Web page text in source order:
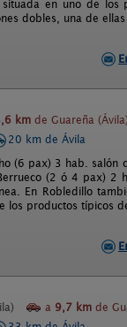
en uno de
dobles, una de
km de Guareña (Ávila)
20 km de Ávila
(6 pax) 3 hab.
(2 ó 4 pax) 2
En Robledillo
los productos típicos
a 9,7 km de